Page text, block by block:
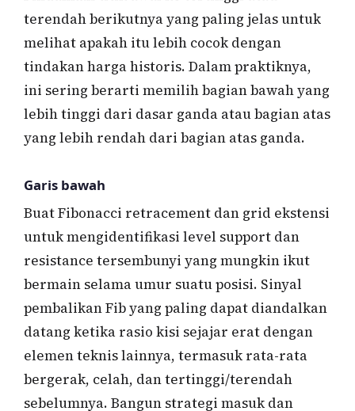
terendah berikutnya yang paling jelas untuk
melihat apakah itu lebih cocok dengan
tindakan harga historis. Dalam praktiknya,
ini sering berarti memilih bagian bawah yang
lebih tinggi dari dasar ganda atau bagian atas
yang lebih rendah dari bagian atas ganda.
Garis bawah
Buat Fibonacci retracement dan grid ekstensi
untuk mengidentifikasi level support dan
resistance tersembunyi yang mungkin ikut
bermain selama umur suatu posisi. Sinyal
pembalikan Fib yang paling dapat diandalkan
datang ketika rasio kisi sejajar erat dengan
elemen teknis lainnya, termasuk rata-rata
bergerak, celah, dan tertinggi/terendah
sebelumnya. Bangun strategi masuk dan